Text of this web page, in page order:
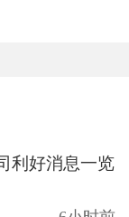
利好消息一览